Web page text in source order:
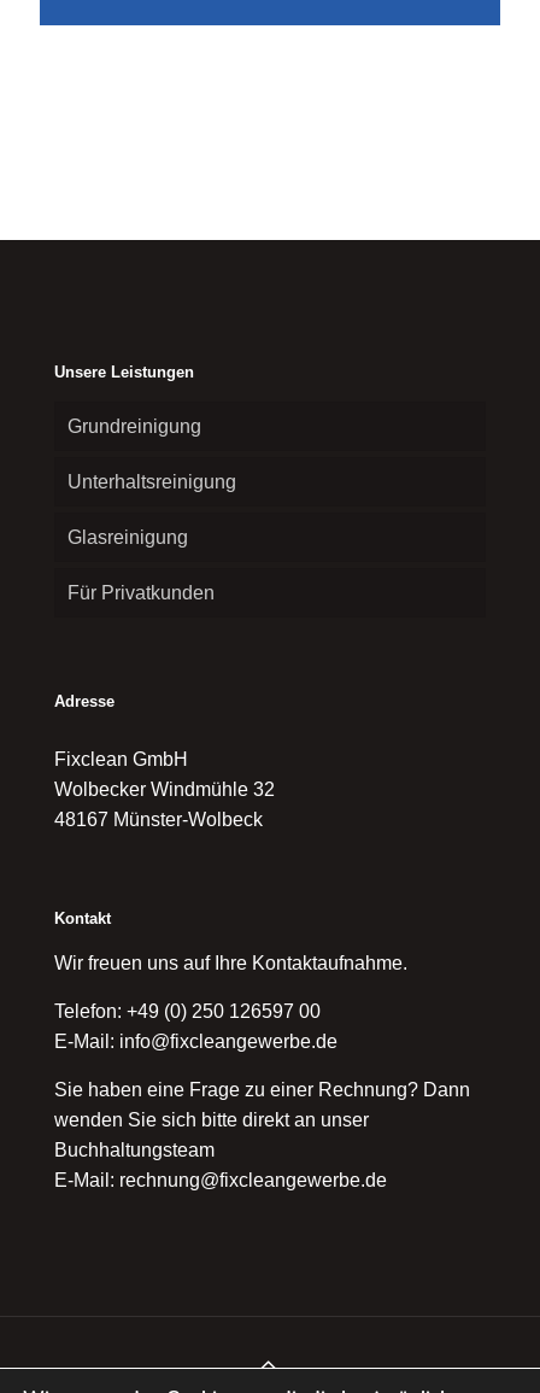
Unsere Leistungen
Grundreinigung
Unterhaltsreinigung
Glasreinigung
Für Privatkunden
Adresse
Fixclean GmbH
Wolbecker Windmühle 32
48167 Münster-Wolbeck
Kontakt
Wir freuen uns auf Ihre Kontaktaufnahme.
Telefon: +49 (0) 250 126597 00
E-Mail: info@fixcleangewerbe.de
Sie haben eine Frage zu einer Rechnung? Dann
wenden Sie sich bitte direkt an unser
Buchhaltungsteam
E-Mail: rechnung@fixcleangewerbe.de